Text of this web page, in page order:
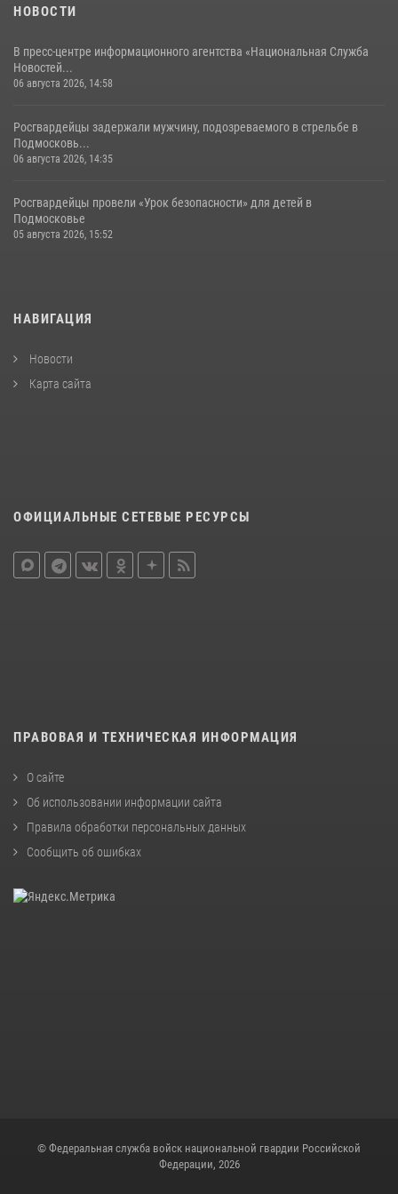
НОВОСТИ
В пресс-центре информационного агентства «Национальная Служба
Новостей...
06 августа 2026, 14:58
Росгвардейцы задержали мужчину, подозреваемого в стрельбе в
Подмосковь...
06 августа 2026, 14:35
Росгвардейцы провели «Урок безопасности» для детей в
Подмосковье
05 августа 2026, 15:52
НАВИГАЦИЯ
Новости
Карта сайта
ОФИЦИАЛЬНЫЕ СЕТЕВЫЕ РЕСУРСЫ
ПРАВОВАЯ И ТЕХНИЧЕСКАЯ ИНФОРМАЦИЯ
О сайте
Об использовании информации сайта
Правила обработки персональных данных
Сообщить об ошибках
© Федеральная служба войск национальной гвардии Российской
Федерации, 2026